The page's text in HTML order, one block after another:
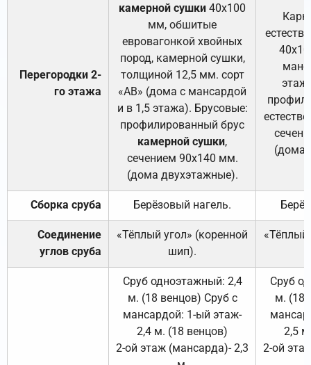
Перегородки 2-
го этажа
камерной сушки 40х100
мм, обшитые
евровагонкой хвойных
пород, камерной сушки,
толщиной 12,5 мм. сорт
«АВ» (дома с мансардой
и в 1,5 этажа). Брусовые:
профилированный брус
камерной сушки,
сечением 90х140 мм.
(дома двухэтажные).
(дома
Сборка сруба Берёзовый нагель.
Соединение
углов сруба
«Тёплый угол» (коренной
шип).
«Тёплый
Сруб одноэтажный: 2,4
м. (18 венцов) Сруб с
мансардой: 1-ый этаж-
2,4 м. (18 венцов)
2-ой этаж (мансарда)- 2,3
Сруб
м. (18
2,5
2-ой